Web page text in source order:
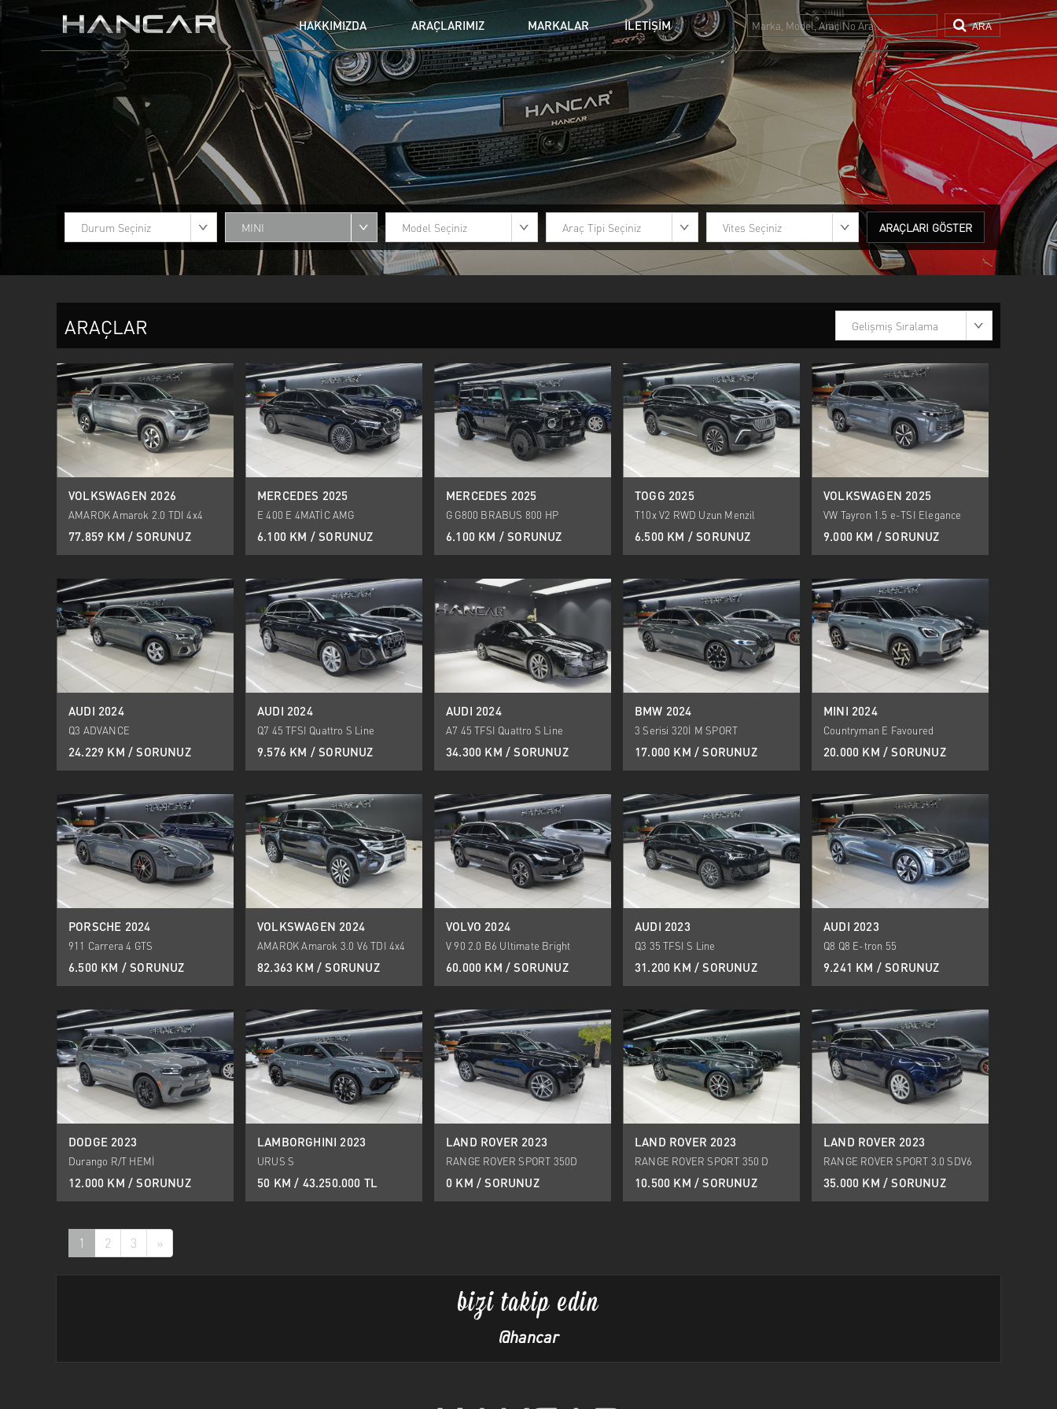
HAKKIMIZDA ARAÇLARIMIZ MARKALAR
AUDI BENTLEY BMW CADILLAC DODGE
FERRARI
HARLEY DAVIDSON Jeanneau LAMBORGHINI LAND ROVER
Maserati
NISSAN PORSCHE Segway
SKODA
TOGG TOYOTA VOLKSWAGEN VOLVO
İLETİŞİM ARA
Durum Seçiniz MINI Model Seçiniz Araç Tipi Seçiniz Vites Seçiniz ARAÇLARI GÖSTER
ARAÇLAR Gelişmiş Sıralama
VOLKSWAGEN 2026
AMAROK Amarok 2.0 TDI 4x4
77.859 KM / SORUNUZ
MERCEDES 2025
E 400 E 4MATİC AMG
6.100 KM / SORUNUZ
MERCEDES 2025
G G800 BRABUS 800 HP
6.100 KM / SORUNUZ
TOGG 2025
T10x V2 RWD Uzun Menzil
6.500 KM / SORUNUZ
VOLKSWAGEN 2025
VW Tayron 1.5 e-TSI Elegance
9.000 KM / SORUNUZ
AUDI 2024
Q3 ADVANCE
24.229 KM / SORUNUZ
AUDI 2024
Q7 45 TFSI Quattro S Line
9.576 KM / SORUNUZ
AUDI 2024
A7 45 TFSI Quattro S Line
34.300 KM / SORUNUZ
BMW 2024
3 Serisi 320İ M SPORT
17.000 KM / SORUNUZ
MINI 2024
Countryman E Favoured
20.000 KM / SORUNUZ
PORSCHE 2024
911 Carrera 4 GTS
6.500 KM / SORUNUZ
VOLKSWAGEN 2024
AMAROK Amarok 3.0 V6 TDI 4x4
82.363 KM / SORUNUZ
VOLVO 2024
V 90 2.0 B6 Ultimate Bright
60.000 KM / SORUNUZ
AUDI 2023
Q3 35 TFSI S Line
31.200 KM / SORUNUZ
AUDI 2023
Q8 Q8 E-tron 55
9.241 KM / SORUNUZ
DODGE 2023
Durango R/T HEMİ
12.000 KM / SORUNUZ
LAMBORGHINI 2023
URUS S
50 KM / 43.250.000 TL
LAND ROVER 2023
RANGE ROVER SPORT 350D
0 KM / SORUNUZ
LAND ROVER 2023
RANGE ROVER SPORT 350 D
10.500 KM / SORUNUZ
LAND ROVER 2023
RANGE ROVER SPORT 3.0 SDV6
35.000 KM / SORUNUZ
1 2 3 »
bizi takip edin
@hancar